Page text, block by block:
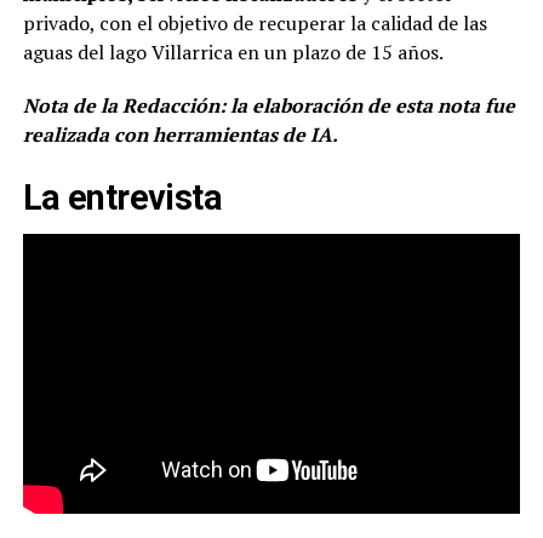
privado, con el objetivo de recuperar la calidad de las
aguas del lago Villarrica en un plazo de 15 años.
Nota de la Redacción: la elaboración de esta nota fue
realizada con herramientas de IA.
La entrevista